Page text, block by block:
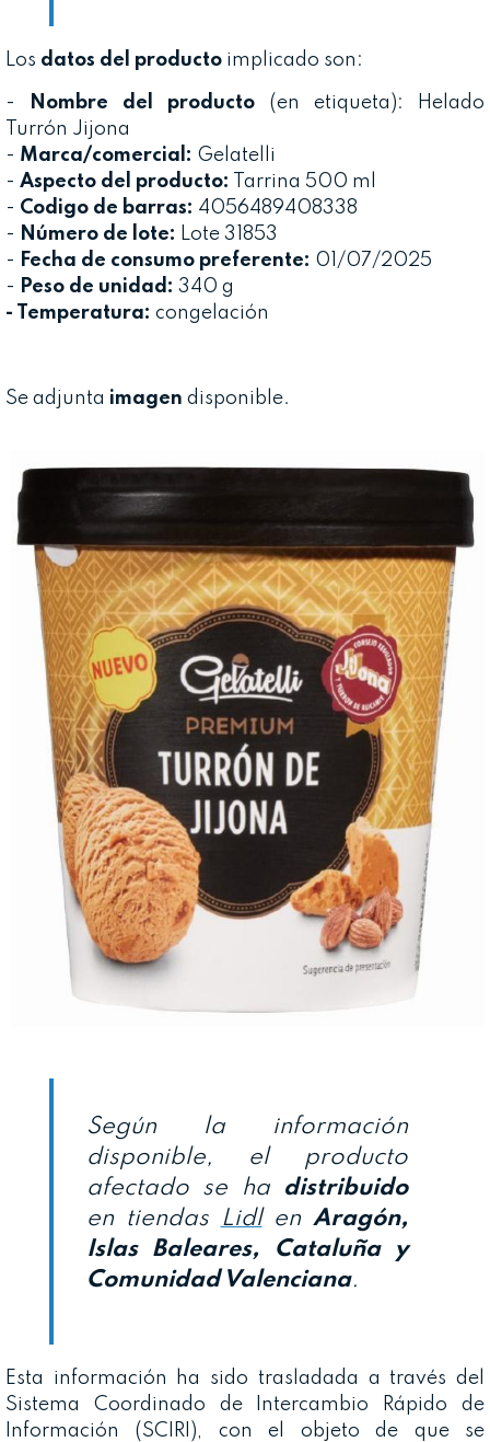
Los datos del producto implicado son:
- Nombre del producto (en etiqueta): Helado
Turrón Jijona
- Marca/comercial: Gelatelli
- Aspecto del producto:
Tarrina 500 ml
- Codigo de barras: 4056489408338
- Número de lote: Lote 31853
- Fecha de consumo preferente: 01/07/2025
- Peso de unidad: 340 g
- Temperatura: congelación
Se adjunta imagen disponible.
Según la información
disponible, el producto
afectado se ha distribuido
en tiendas Lidlen Aragón,
Islas Baleares, Cataluña y
Comunidad Valenciana.
Esta información ha sido trasladada a través del
Sistema Coordinado de Intercambio Rápido de
Información (SCIRI), con el objeto de que se